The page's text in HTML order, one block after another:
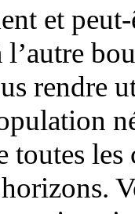
et
rendre
toutes